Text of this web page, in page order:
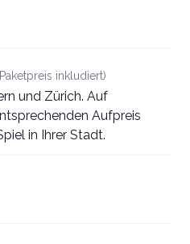
inkludiert)
und Zürich. Auf
Aufpreis
in Ihrer Stadt.